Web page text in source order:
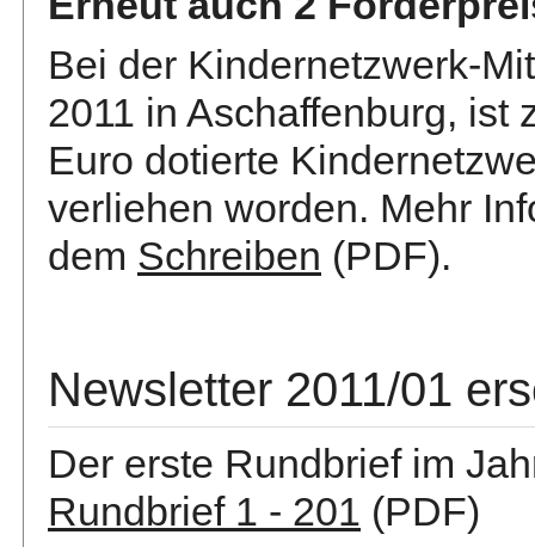
Bei der Kindernetzwerk-
2011 in Aschaffenburg, ist
Euro dotierte
verliehen worden. Mehr
dem Schreiben (PDF).
Newsletter 2011/01
Der erste Rundbrief im
Rundbrief 1 - 201 (PDF)